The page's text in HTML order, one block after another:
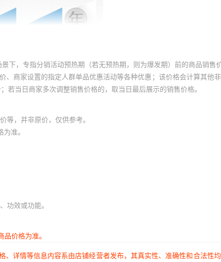
下，专指分销活动预热期（若无预热期，则为爆发期）前的商品销售
商家设置的指定人群单品优惠活动等各种优惠；该价格会计算其他
当日商家多次调整销售价格的，取当日最后展示的销售价格。
等，并非原价，仅供参考。
准。
功效或功能。
价格为准。
详情等信息内容系由店铺经营者发布，其真实性、准确性和合法性